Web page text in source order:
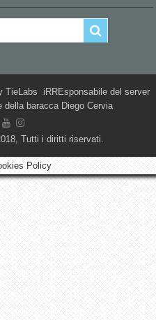
TieLabs iRREsponsabile del server
baracca Diego Cervia
Tutti i diritti riservati.
Policy